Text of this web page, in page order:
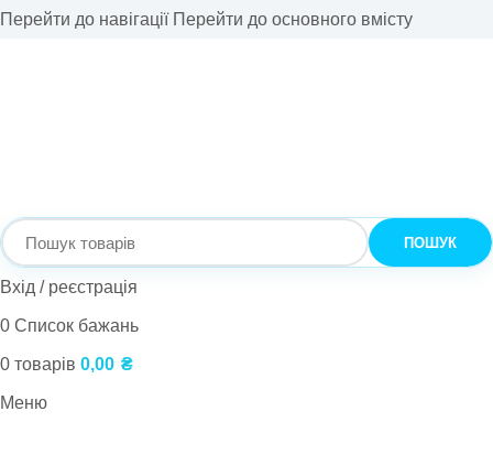
Перейти до навігації Перейти до основного вмісту
ПОШУК
Вхід / реєстрація
0 Список бажань
0 товарів 0,00 ₴
Меню